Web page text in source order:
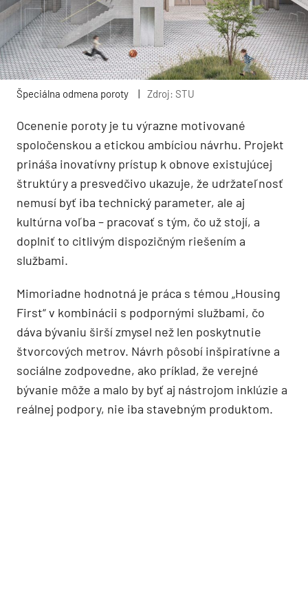
Špeciálna odmena poroty Zdroj: STU
Ocenenie poroty je tu výrazne motivované
spoločenskou a etickou ambíciou návrhu. Projekt
prináša inovatívny prístup k obnove existujúcej
štruktúry a presvedčivo ukazuje, že udržateľnosť
nemusí byť iba technický parameter, ale aj
kultúrna voľba – pracovať s tým, čo už stojí, a
doplniť to citlivým dispozičným riešením a
službami.
Mimoriadne hodnotná je práca s témou „Housing
First“ v kombinácii s podpornými službami, čo
dáva bývaniu širší zmysel než len poskytnutie
štvorcových metrov. Návrh pôsobí inšpiratívne a
sociálne zodpovedne, ako príklad, že verejné
bývanie môže a malo by byť aj nástrojom inklúzie a
reálnej podpory, nie iba stavebným produktom.